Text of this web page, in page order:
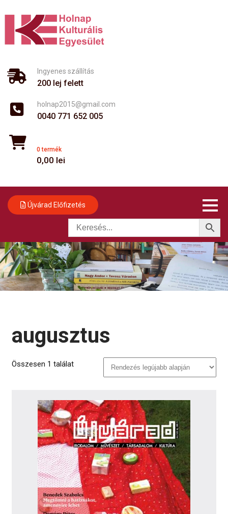
content
Ingyenes szállítás
200 lej felett
holnap2015@gmail.com
0040 771 652 005
0 termék
0,00 lei
Újvárad Előfizetés
augusztus
Összesen 1 találat